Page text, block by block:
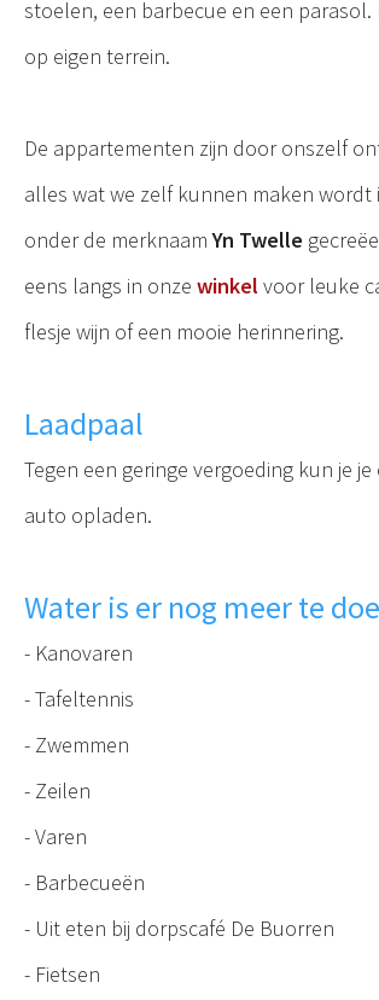
stoelen, een barbecue en een parasol.
op eigen terrein.
De appartementen zijn door onszelf
alles wat we zelf kunnen maken wordt
onder de merknaamYn Twelle
eens langs in onze winkel voor leuke
flesje wijn of een mooie herinnering.
Laadpaal
Tegen een geringe vergoeding kun je
auto opladen.
Water is er nog meer te
- Kanovaren
- Tafeltennis
- Zwemmen
- Zeilen
- Varen
- Barbecueën
- Uit eten bij dorpscafé De Buorren
- Fietsen